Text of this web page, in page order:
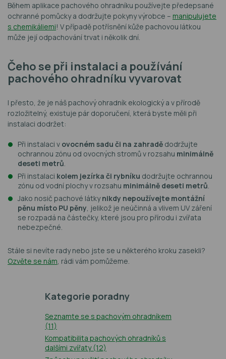
Během aplikace pachového ohradníku používejte předepsané
ochranné pomůcky a dodržujte pokyny výrobce – manipulujete
s chemikáliemi! V případě potřísnění kůže pachovou látkou
může její odpachování trvat i několik dní.
Čeho se při instalaci a používání
pachového ohradníku vyvarovat
I přesto, že je náš pachový ohradník ekologický a v přírodě
rozložitelný, existuje pár doporučení, která byste měli při
instalaci dodržet:
Při instalaci v ovocném sadu či na zahradě dodržujte
ochrannou zónu od ovocných stromů v rozsahu minimálně
deseti metrů.
Při instalaci kolem jezírka či rybníku dodržujte ochrannou
zónu od vodní plochy v rozsahu minimálně deseti metrů.
Jako nosič pachové látkynikdy nepoužívejte montážní
pěnu místo PU pěny, jelikož je neúčinná a vlivem UV záření
se rozpadá na částečky, které jsou pro přírodu i zvířata
nebezpečné.
Stále si nevíte rady nebo jste se u některého kroku zasekli?
Ozvěte se nám, rádi vám pomůžeme.
Kategorie poradny
Seznamte se s pachovým ohradníkem
(11)
Kompatibilita pachových ohradníků s
dalšími zvířaty (12)